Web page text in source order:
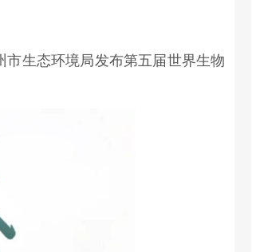
市生态环境局发布第五届世界生物